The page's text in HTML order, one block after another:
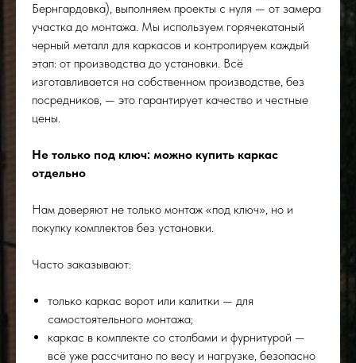
Бернгардовка), выполняем проекты с нуля — от замера
участка до монтажа. Мы используем горячекатаный
черный металл для каркасов и контролируем каждый
этап: от производства до установки. Всё
изготавливается на собственном производстве, без
посредников, — это гарантирует качество и честные
цены.
Не только под ключ: можно купить каркас
отдельно
Нам доверяют не только монтаж «под ключ», но и
покупку комплектов без установки.
Часто заказывают:
только каркас ворот или калитки — для
самостоятельного монтажа;
каркас в комплекте со столбами и фурнитурой —
всё уже рассчитано по весу и нагрузке, безопасно